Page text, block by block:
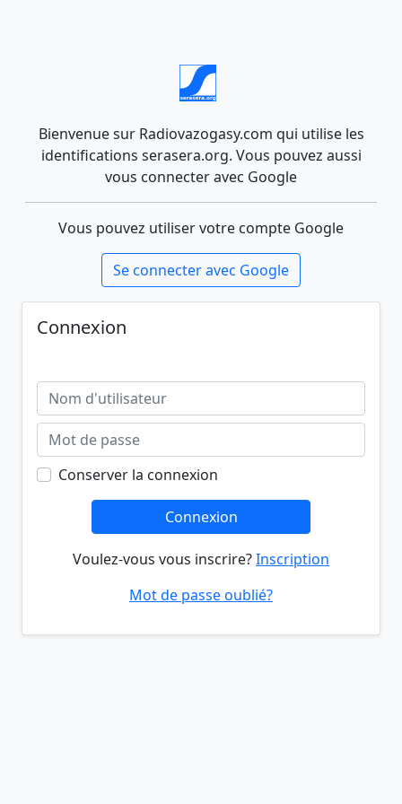
Bienvenue sur Radiovazogasy.com qui utilise les
identifications serasera.org. Vous pouvez aussi
vous connecter avec Google
Vous pouvez utiliser votre compte Google
Se connecter avec Google
Connexion
Conserver la connexion
Connexion
Voulez-vous vous inscrire?Inscription
Mot de passe oublié?